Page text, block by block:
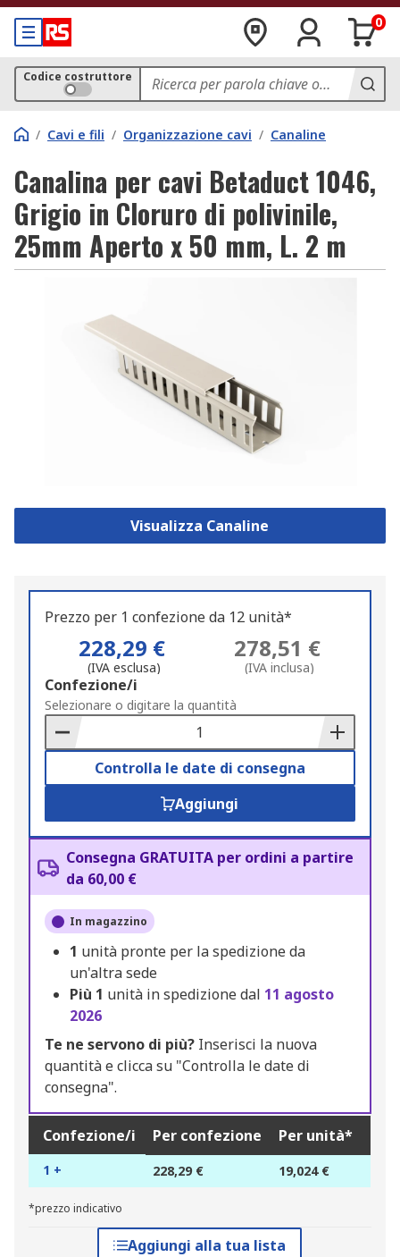
0
Codice costruttore
/ Cavi e fili / Organizzazione cavi / Canaline
Canalina per cavi Betaduct 1046,
Grigio in Cloruro di polivinile,
25mm Aperto x 50 mm, L. 2 m
Visualizza Canaline
Prezzo per 1 confezione da 12 unità*
228,29 €
(IVA esclusa)
278,51 €
(IVA inclusa)
Add
to
Basket
Confezione/i
Selezionare o digitare la quantità
Controlla le date di consegna
Aggiungi
Consegna GRATUITA per ordini a partire
da 60,00 €
In magazzino
1 unità pronte per la spedizione da
un'altra sede
Più 1 unità in spedizione dal 11 agosto
2026
Te ne servono di più? Inserisci la nuova
quantità e clicca su "Controlla le date di
consegna".
Confezione/i Per confezione Per unità*
1 + 228,29 € 19,024 €
*prezzo indicativo
Aggiungi alla tua lista